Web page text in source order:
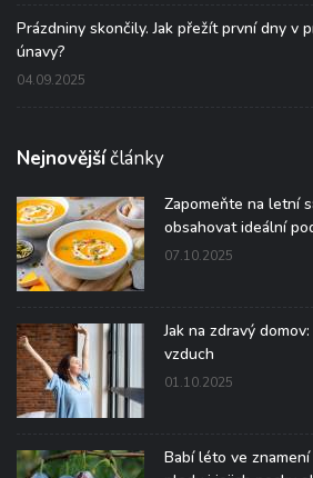
Prázdniny skončily. Jak přežít první dny v
únavy?
04.09.2025
Nejnovějšíčlánky
Zapomeňte na letní
obsahovat ideální
07.10.2025
Jak na zdravý
vzduch
01.10.2025
Babí léto ve